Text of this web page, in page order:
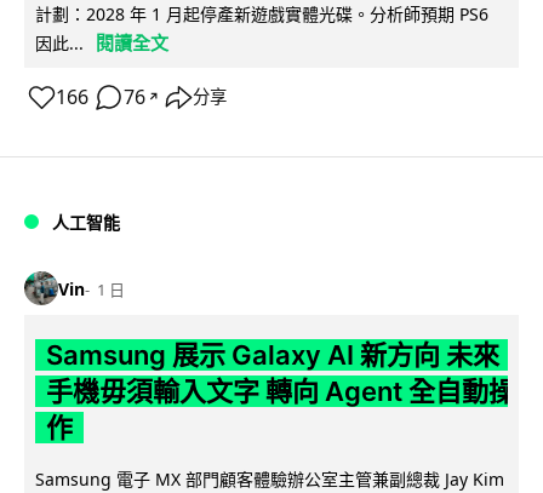
計劃：2028 年 1 月起停產新遊戲實體光碟。分析師預期 PS6
因此...
閱讀全文
166 76 ↗ 分享
人工智能
Vin 1 日
Samsung 展示 Galaxy AI 新方向 未來
手機毋須輸入文字 轉向 Agent 全自動操
作
Samsung 電子 MX 部門顧客體驗辦公室主管兼副總裁 Jay Kim